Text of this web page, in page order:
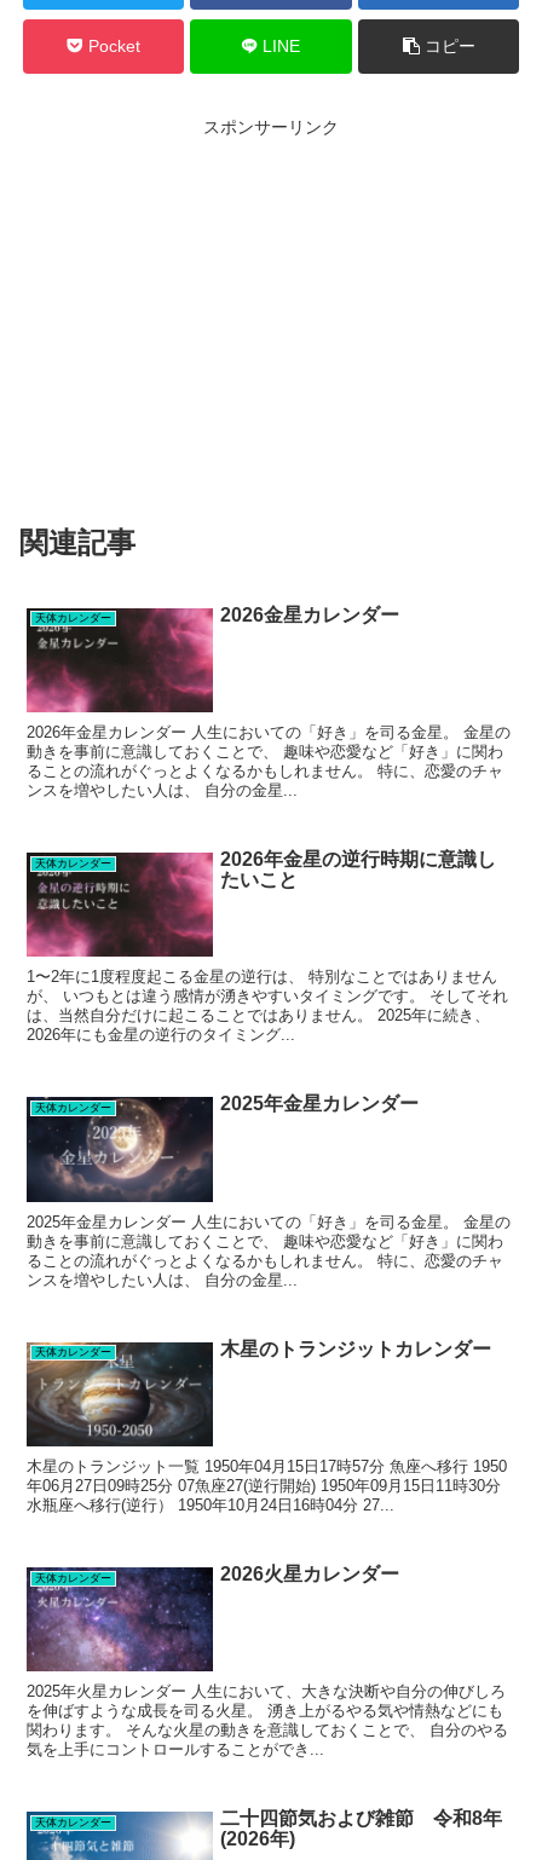
Pocket LINE コピー
スポンサーリンク
関連記事
天体カレンダー 2026金星カレンダー
2026年金星カレンダー 人生においての「好き」を司る金星。 金星の
動きを事前に意識しておくことで、 趣味や恋愛など「好き」に関わ
ることの流れがぐっとよくなるかもしれません。 特に、恋愛のチャ
ンスを増やしたい人は、 自分の金星...
天体カレンダー
2026年金星の逆行時期に意識し
たいこと
1〜2年に1度程度起こる金星の逆行は、 特別なことではありません
が、 いつもとは違う感情が湧きやすいタイミングです。 そしてそれ
は、当然自分だけに起こることではありません。 2025年に続き、
2026年にも金星の逆行のタイミング...
天体カレンダー 2025年金星カレンダー
2025年金星カレンダー 人生においての「好き」を司る金星。 金星の
動きを事前に意識しておくことで、 趣味や恋愛など「好き」に関わ
ることの流れがぐっとよくなるかもしれません。 特に、恋愛のチャ
ンスを増やしたい人は、 自分の金星...
天体カレンダー 木星のトランジットカレンダー
木星のトランジット一覧 1950年04月15日17時57分 魚座へ移行 1950
年06月27日09時25分 07魚座27(逆行開始) 1950年09月15日11時30分
水瓶座へ移行(逆行） 1950年10月24日16時04分 27...
天体カレンダー 2026火星カレンダー
2025年火星カレンダー 人生において、大きな決断や自分の伸びしろ
を伸ばすような成長を司る火星。 湧き上がるやる気や情熱などにも
関わります。 そんな火星の動きを意識しておくことで、 自分のやる
気を上手にコントロールすることができ...
天体カレンダー
二十四節気および雑節 令和8年
(2026年)